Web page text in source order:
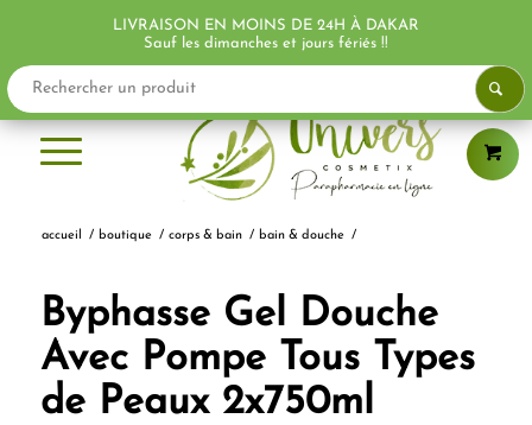
accueil / boutique / corps & bain / bain & douche /
Byphasse Gel Douche
Avec Pompe Tous Types
de Peaux 2x750ml
LIVRAISON EN MOINS DE 24H À DAKAR
Sauf les dimanches et jours fériés !!